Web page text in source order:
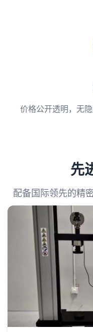
价格公开透明，无
先
配备国际领先的精